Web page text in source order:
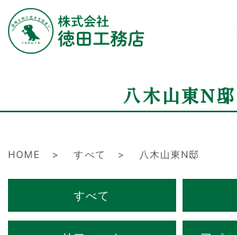
八木山東N邸
HOME すべて 八木山東N邸
すべて